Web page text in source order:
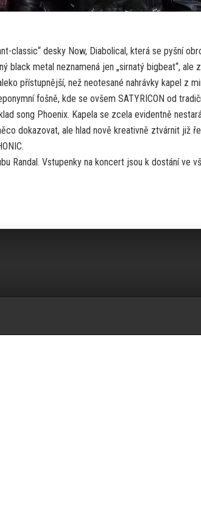
classic“ desky Now, Diabolical, která se pyšní
black metal neznamená jen „sirnatý bigbeat“, ale
přístupnější, než neotesané nahrávky kapel z
fošně, kde se ovšem SATYRICON od
song Phoenix. Kapela se zcela evidentně
dokazovat, ale hlad nově kreativně ztvárnit již
Randal. Vstupenky na koncert jsou k dostání ve